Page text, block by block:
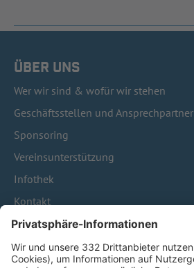
ÜBER UNS
Wer wir sind & wofür wir stehen
Geschäftsstellen und Ansprechpartner
Sponsoring
Vereinsunterstützung
Infothek
Kontakt
HÄUFIG BESUCHTE SEITEN